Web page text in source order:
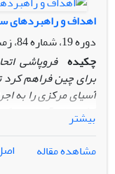
«الگوی توسعه و
دیپلماسی فرهنگی
بتواند به مطالعه
در پردازش بهتر و
دیگر مثمر ثمر باشد.
اهداف و راهبردهای
دوره 19، شماره 84، زمستان 1392، صفحه
چکیده فروپاشی
برای چین فراهم کرد
آسیای مرکزی را به
کشورهای آسیای
شرایط خاصی را بر
طور کلی،‌ روابط دو
شمول دیپلماسی
بیشتر
مشاهده مقاله